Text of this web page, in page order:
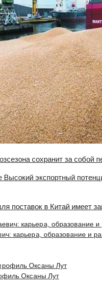
сохранит за
поставок в Китай имеет
карьера, образование и
Оксаны Лут